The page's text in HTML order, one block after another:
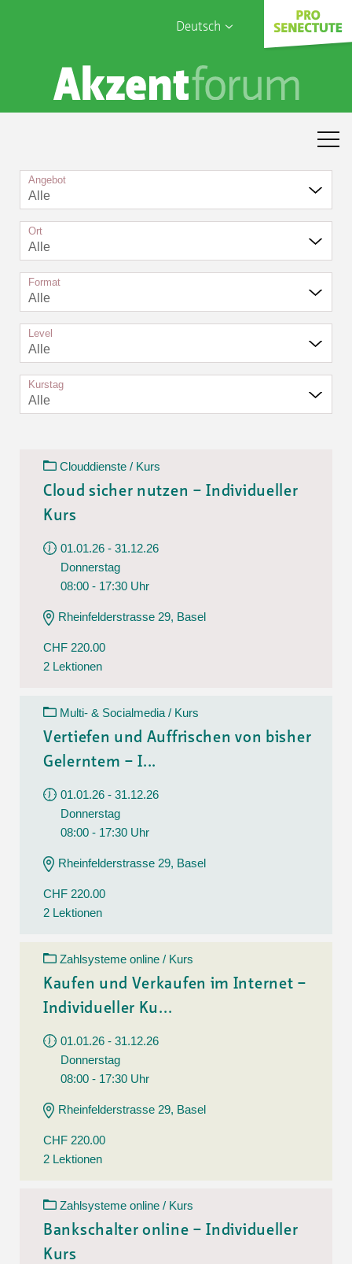
Deutsch
English
Français
Sophia Care
Angebot
Alle
Ort
Alle
Format
Alle
Level
Alle
Kurstag
Alle
Clouddienste / Kurs
Cloud sicher nutzen – Individueller
Kurs
01.01.26 - 31.12.26
Donnerstag
08:00 - 17:30 Uhr
Rheinfelderstrasse 29, Basel
CHF 220.00
2 Lektionen
Multi- & Socialmedia / Kurs
Vertiefen und Auffrischen von bisher
Gelerntem – I...
01.01.26 - 31.12.26
Donnerstag
08:00 - 17:30 Uhr
Rheinfelderstrasse 29, Basel
CHF 220.00
2 Lektionen
Zahlsysteme online / Kurs
Kaufen und Verkaufen im Internet –
Individueller Ku...
01.01.26 - 31.12.26
Donnerstag
08:00 - 17:30 Uhr
Rheinfelderstrasse 29, Basel
CHF 220.00
2 Lektionen
Zahlsysteme online / Kurs
Bankschalter online – Individueller
Kurs